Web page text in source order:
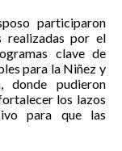
participaron
realizadas por el
clave de
para la Niñez y
donde pudieron
los lazos
para que las